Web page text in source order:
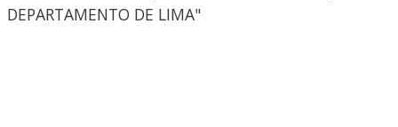
DEPARTAMENTO DE LIMA"